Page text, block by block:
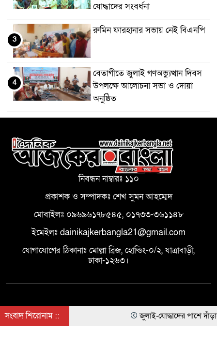
যোদ্ধাদের সংবর্ধনা
রুমিন ফারহানার সভায় নেই বিএনপি
3
বেতাগীতে জুলাই গণঅভ্যুত্থান দিবস
উপলক্ষে আলোচনা সভা ও দোয়া
অনুষ্ঠিত
4
জুলাই গণঅভ্যুত্থান দিবসে প্রতিমন্ত্রী
মীর হেলাল
জুলাই গণঅভ্যুত্থানের স্মৃতি ও চেতনায়
চরভদ্রাসনে পালিত হলো জুলাই
রামুতে উপজেলা প্রশাসনের উদ্যোগে
জুলাই গণঅভ্যুত্থান দিবস পালিত
8
প্রধানমন্ত্রীর বাঁশখালী সফর, প্রস্তুতি ও
9
নিবন্ধন নাম্বারঃ ১১০
প্রকাশক ও সম্পাদকঃ শেখ সুমন আহম্মেদ
মোবাইলঃ ০৯৬৯৬১৭৮৫৪৫, ০১৭৩৩-৩৬১১৪৮
ইমেইলঃ dainikajkerbangla21@gmail.com
যোগাযোগের ঠিকানাঃ মোল্লা ব্রিজ, হোল্ডিং-০/২, যাত্রাবাড়ী,
ঢাকা-১২৬৩।
© দৈনিক আজকের বাংলা, সর্বস্বত্ব স্বত্বাধিকার সংরক্ষিত | Theme
সংবাদ শিরোনাম :: জুলাই-যোদ্ধাদের পাশে